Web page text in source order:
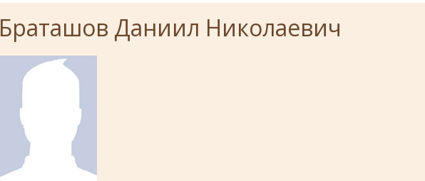
Браташов Даниил Николаевич